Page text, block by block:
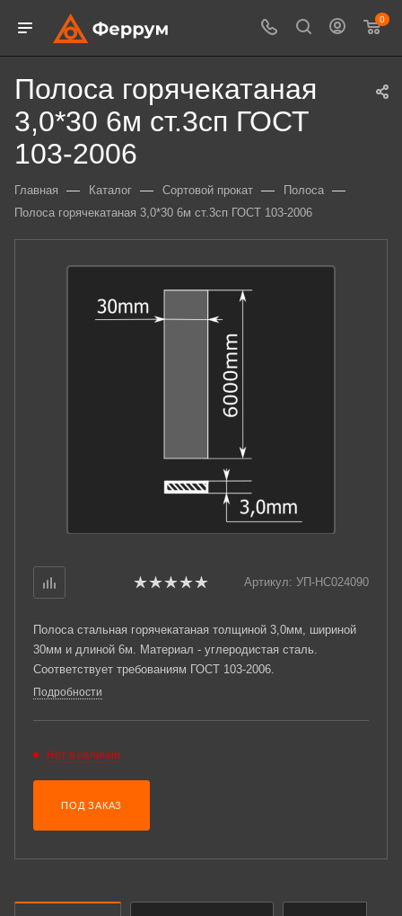
0
Полоса горячекатаная
3,0*30 6м ст.3сп ГОСТ
103-2006
Главная — Каталог — Сортовой прокат — Полоса —
Полоса горячекатаная 3,0*30 6м ст.3сп ГОСТ 103-2006
Артикул: УП-НС024090
Полоса стальная горячекатаная толщиной 3,0мм, шириной
30мм и длиной 6м. Материал - углеродистая сталь.
Соответствует требованиям ГОСТ 103-2006.
Подробности
Нет в наличии
ПОД ЗАКАЗ